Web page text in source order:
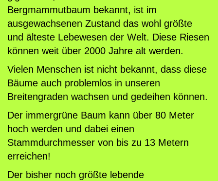
m
,
5
0
n
M
e
n
Bergmammutbaum bekannt, ist im
ausgewachsenen Zustand das wohl größte
und älteste Lebewesen der Welt. Diese Riesen
können weit über 2000 Jahre alt werden.
Vielen Menschen ist nicht bekannt, dass diese
Bäume auch problemlos in unseren
Breitengraden wachsen und gedeihen können.
Der immergrüne Baum kann über 80 Meter
hoch werden und dabei einen
Stammdurchmesser von bis zu 13 Metern
erreichen!
Der bisher noch größte lebende